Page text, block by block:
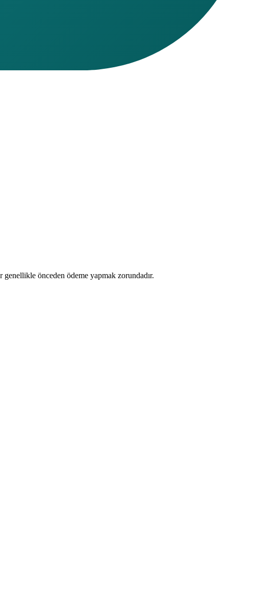
genellikle önceden ödeme yapmak zorundadır.